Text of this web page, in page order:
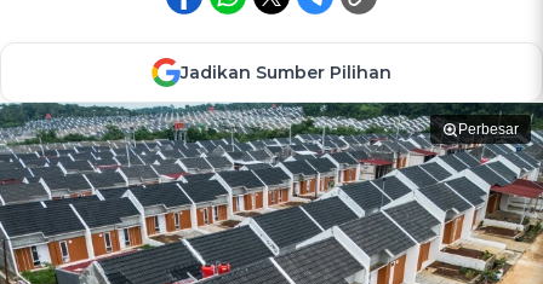
Jadikan Sumber Pilihan
Perbesar